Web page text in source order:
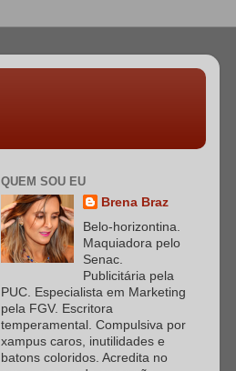
QUEM SOU EU
Brena Braz
Belo-horizontina.
Maquiadora pelo
Senac.
Publicitária pela
PUC. Especialista em Marketing
pela FGV. Escritora
temperamental. Compulsiva por
xampus caros, inutilidades e
batons coloridos. Acredita no